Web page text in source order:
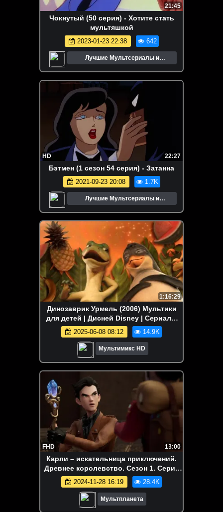
21:45
Чокнутый (50 серия) - Хотите стать
мультяшкой
2023-01-23 22:38 642
Лучшие Мультсериалы и
HD 22:27
Бэтмен (1 сезон 54 серия) - Затанна
2021-09-23 20:08 1.7K
Лучшие Мультсериалы и
1:16:29
Динозаврик Урмель (2006) Мультики
для детей | Дисней Disney | Сериалы
Netflix | Старые мультики
2025-06-08 08:12 14.9K
Мультимикс HD
FHD 13:00
Карли – искательница приключений.
Древнее королевство. Сезон 1. Серия
49
2024-11-28 16:19 28.4K
Мультпланета